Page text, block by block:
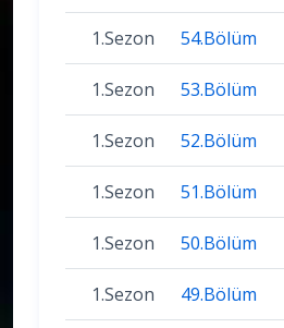
1.Sezon 54.Bölüm
1.Sezon 53.Bölüm
1.Sezon 52.Bölüm
1.Sezon 51.Bölüm
1.Sezon 50.Bölüm
1.Sezon 49.Bölüm